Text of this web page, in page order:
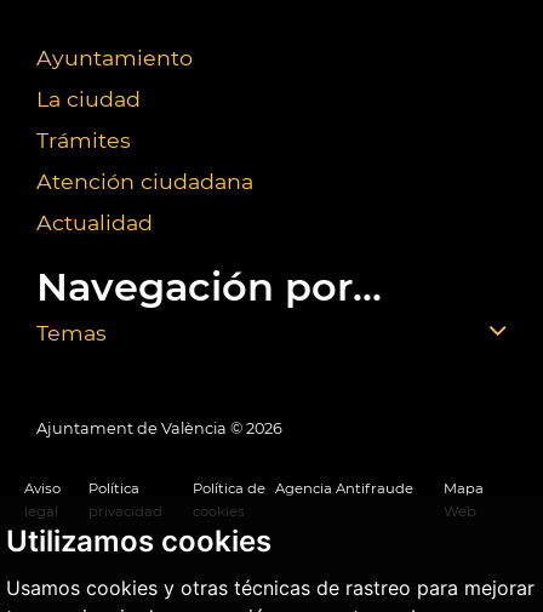
Utilizamos cookies
Usamos cookies y otras técnicas de rastreo para mejorar
Ayuntamiento
La ciudad
Trámites
Atención ciudadana
Actualidad
Navegación por...
Temas
Ajuntament de València © 2026
Aviso
legal
Política
privacidad
Política de
cookies
Agencia Antifraude
Mapa
Web